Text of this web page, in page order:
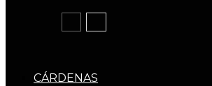
CÁRDENAS